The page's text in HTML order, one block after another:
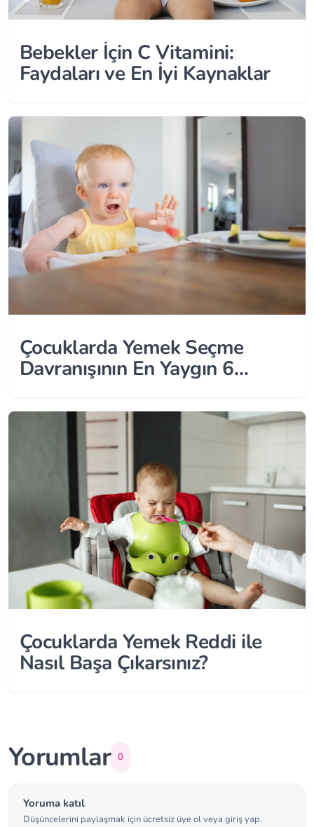
Bebekler İçin C Vitamini:
Faydaları ve En İyi Kaynaklar
Çocuklarda Yemek Seçme
Davranışının En Yaygın 6
Çocuklarda Yemek Reddi ile
Nasıl Başa Çıkarsınız?
Yorumlar 0
Yoruma katıl
Düşüncelerini paylaşmak için ücretsiz üye ol veya giriş yap.